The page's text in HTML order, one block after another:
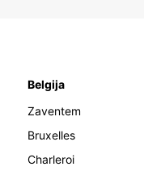
Belgija
Zaventem
Bruxelles
Charleroi